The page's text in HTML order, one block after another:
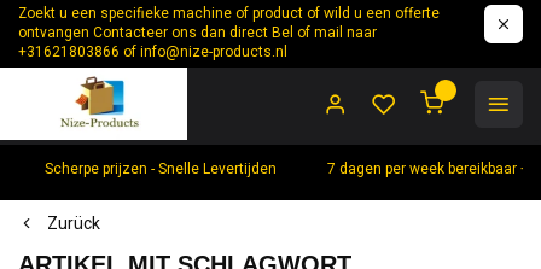
Zoekt u een specifieke machine of product of wild u een offerte
ontvangen Contacteer ons dan direct Bel of mail naar
+31621803866 ofinfo@nize-products.nl
Scherpe prijzen - Snelle Levertijden 7 dagen per week bereikbaar
Zurück